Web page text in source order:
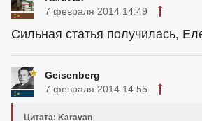
7 февраля 2014 14:49
Сильная статья получилась,
Geisenberg
7 февраля 2014 14:55
Цитата: Karavan